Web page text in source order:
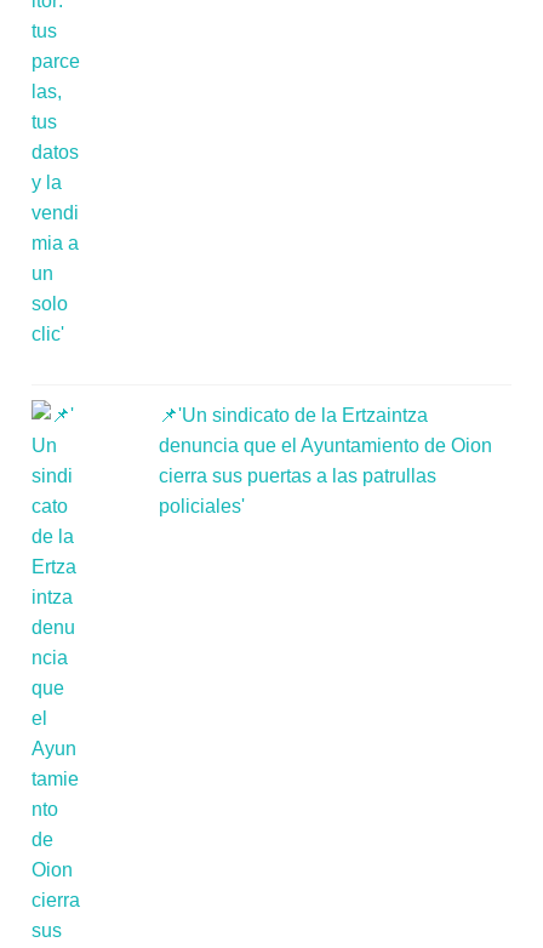
📌'Un sindicato de la Ertzaintza
denuncia que el Ayuntamiento de Oion
cierra sus puertas a las patrullas
policiales'